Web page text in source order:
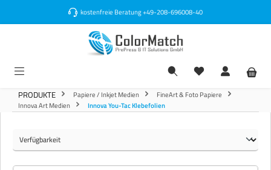
kostenfreie Beratung+49-208-696008-40
PRODUKTE Papiere / Inkjet Medien
FineArt & Foto Papiere
Innova Art Medien
Innova You-Tac Klebefolien